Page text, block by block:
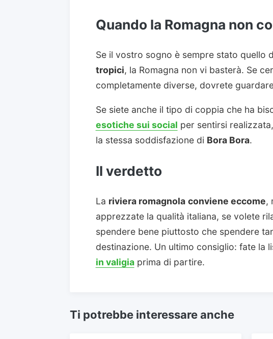
Quando la Romagna non
Se il vostro sogno è sempre stato quello
tropici, la Romagna non vi basterà. Se
completamente diverse, dovrete
Se siete anche il tipo di coppia che ha
esotiche sui social per sentirsi
la stessa soddisfazione di Bora Bora.
Il verdetto
La riviera romagnola conviene eccome,
apprezzate la qualità italiana, se volete
spendere bene piuttosto che spendere
destinazione. Un ultimo consiglio: fate la
in valigiaprima di partire.
Ti potrebbe interessare anche